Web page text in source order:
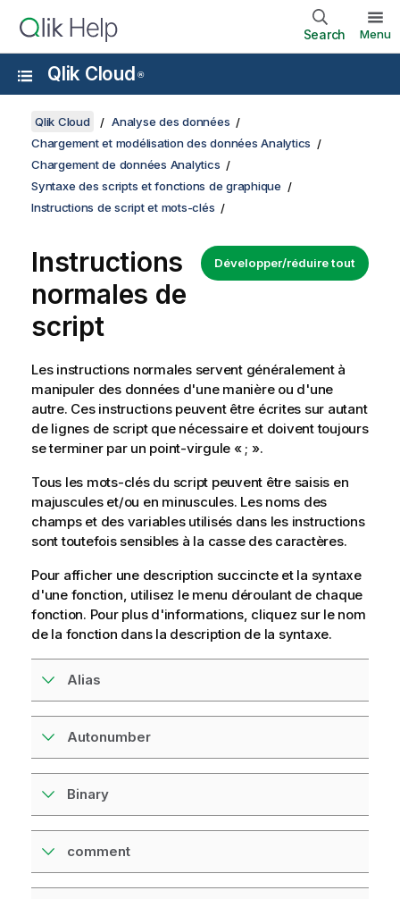
Search Menu
Qlik Cloud ®
Qlik Cloud
Analyse des données
Chargement et modélisation des données Analytics
Chargement de données Analytics
Syntaxe des scripts et fonctions de graphique
Instructions de script et mots-clés
Développer/réduire tout
Instructions
normales de
script
Les instructions normales servent généralement à
manipuler des données d'une manière ou d'une
autre. Ces instructions peuvent être écrites sur autant
de lignes de script que nécessaire et doivent toujours
se terminer par un point-virgule « ; ».
Tous les mots-clés du script peuvent être saisis en
majuscules et/ou en minuscules. Les noms des
champs et des variables utilisés dans les instructions
sont toutefois sensibles à la casse des caractères.
Pour afficher une description succincte et la syntaxe
d'une fonction, utilisez le menu déroulant de chaque
fonction. Pour plus d'informations, cliquez sur le nom
de la fonction dans la description de la syntaxe.
Alias
Autonumber
Binary
comment